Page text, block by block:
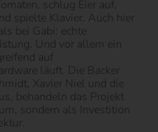
schlug Eier auf,
spielte Klavier. Auch hier
bei Gabi: echte
Und vor allem ein
auf
läuft. Die Backer
Xavier Niel und die
behandeln das Projekt
sondern als Investition